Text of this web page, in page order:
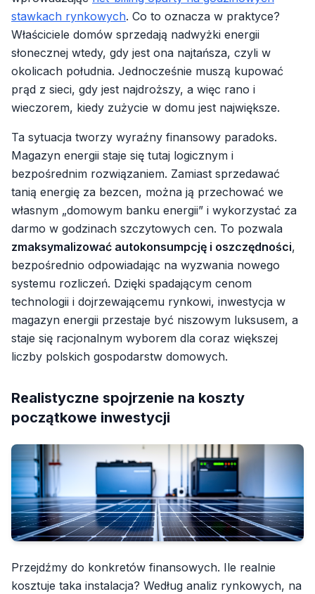
stawkach rynkowych. Co to oznacza w praktyce?
Właściciele domów sprzedają nadwyżki energii
słonecznej wtedy, gdy jest ona najtańsza, czyli w
okolicach południa. Jednocześnie muszą kupować
prąd z sieci, gdy jest najdroższy, a więc rano i
wieczorem, kiedy zużycie w domu jest największe.
Ta sytuacja tworzy wyraźny finansowy paradoks.
Magazyn energii staje się tutaj logicznym i
bezpośrednim rozwiązaniem. Zamiast sprzedawać
tanią energię za bezcen, można ją przechować we
własnym „domowym banku energii” i wykorzystać za
darmo w godzinach szczytowych cen. To pozwala
zmaksymalizować autokonsumpcję i oszczędności,
bezpośrednio odpowiadając na wyzwania nowego
systemu rozliczeń. Dzięki spadającym cenom
technologii i dojrzewającemu rynkowi, inwestycja w
magazyn energii przestaje być niszowym luksusem, a
staje się racjonalnym wyborem dla coraz większej
liczby polskich gospodarstw domowych.
Realistyczne spojrzenie na koszty
początkowe inwestycji
Przejdźmy do konkretów finansowych. Ile realnie
kosztuje taka instalacja? Według analiz rynkowych, na